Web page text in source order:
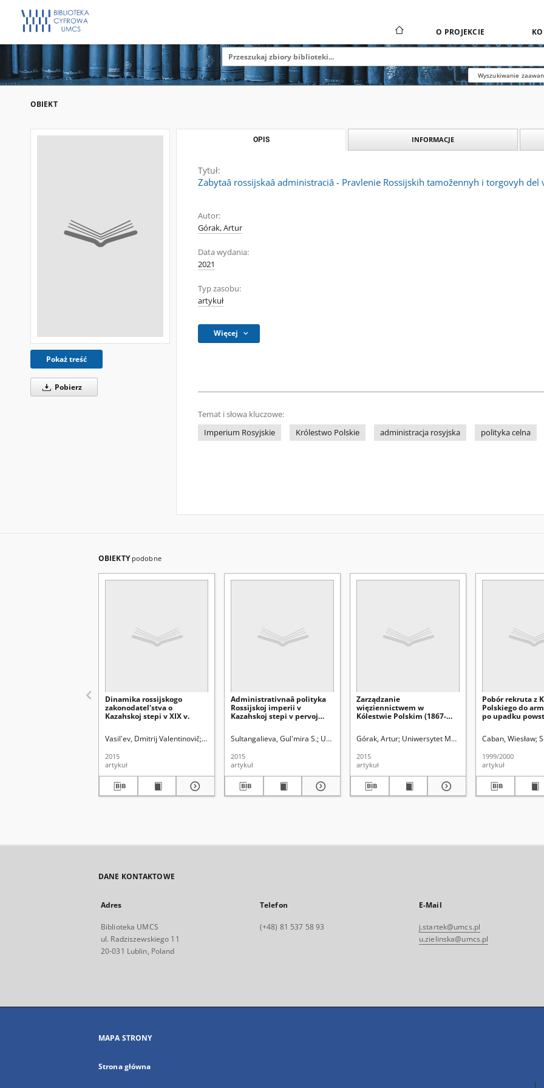
O PROJEKCIE
Wyszukiwanie
OBIEKT
Pokaż treść
Pobierz
OPIS INFORMACJE
Tytuł:
Zabytaâ rossijskaâ administraciâ - Pravlenie Rossijskih tamožennyh i torgovyh del
Autor:
Górak, Artur
Data wydania:
2021
Typ zasobu:
artykuł
Więcej
Temat i słowa kluczowe:
Imperium Rosyjskie
Królestwo Polskie administracja rosyjska polityka celna
OBIEKTY podobne
Dinamika rossijskogo
zakonodatel'stva o
Kazahskoj stepi v XIX v.
Vasil'ev, Dmitrij Valentinovič Uniwersytet Marii Curie-Skłodowskiej (Lublin). Instytut Historii
2015
artykuł
Administrativnaâ polityka
Rossijskoj imperii v
Kazahskoj stepi v pervoj
Sultangalieva, Gul'mira S. Uniwersytet Marii Curie-Skłodowskiej (Lublin). Instytut Historii
2015
artykuł
Zarządzanie
więziennictwem w
Kólestwie Polskim (1867-
Górak, Artur Uniwersytet Marii Curie-Skłodowskiej
2015
artykuł
Pobór rekruta z
Polskiego do
po upadku
Caban, Wiesław
1999/2000
artykuł
DANE KONTAKTOWE
Adres
Biblioteka UMCS
ul. Radziszewskiego 11
20-031 Lublin, Poland
Telefon
(+48) 81 537 58 93
E-Mail
j.startek@umcs.pl
u.zielinska@umcs.pl
MAPA STRONY
Strona główna